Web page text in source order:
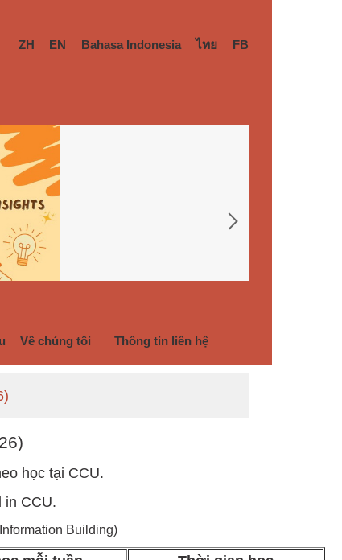
ZH EN Bahasa Indonesia ไทย FB
Về chúng tôi Thông tin liên hệ
học tại CCU.
in CCU.
Building)